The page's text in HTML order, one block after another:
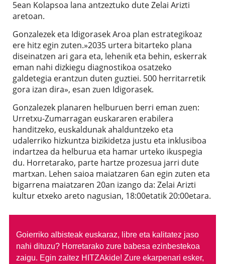
5ean Kolapsoa lana antzeztuko dute Zelai Arizti
aretoan.
Gonzalezek eta Idigorasek Aroa plan estrategikoaz
ere hitz egin zuten.»2035 urtera bitarteko plana
diseinatzen ari gara eta, lehenik eta behin, eskerrak
eman nahi dizkiegu diagnostikoa osatzeko
galdetegia erantzun duten guztiei. 500 herritarretik
gora izan dira», esan zuen Idigorasek.
Gonzalezek planaren helburuen berri eman zuen:
Urretxu-Zumarragan euskararen erabilera
handitzeko, euskaldunak ahalduntzeko eta
udalerriko hizkuntza bizikidetza justu eta inklusiboa
indartzea da helburua eta hamar urteko ikuspegia
du. Horretarako, parte hartze prozesua jarri dute
martxan. Lehen saioa maiatzaren 6an egin zuten eta
bigarrena maiatzaren 20an izango da: Zelai Arizti
kultur etxeko areto nagusian, 18:00etatik 20:00etara.
Goierriko albisteak euskaraz, libre eta kalitatez jaso
nahi dituzu? Horretarako zure babesa ezinbestekoa
zaigu. Egin zaitez HITZAkide! Zure ekarpenari esker,